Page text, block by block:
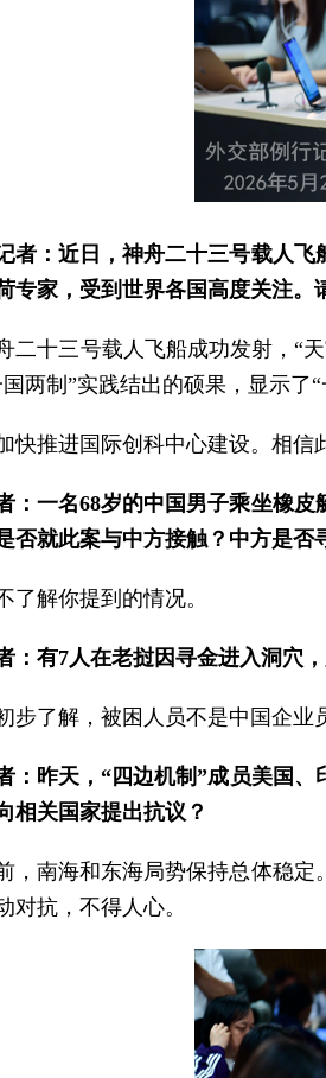
者：近日，神舟二十三号载人
专家，受到世界各国高度关注。
二十三号载人飞船成功发射，“
两制”实践结出的硕果，显示了
快推进国际创科中心建设。相信
：一名68岁的中国男子乘坐橡
否就此案与中方接触？中方是否
了解你提到的情况。
：有7人在老挝因寻金进入洞穴
步了解，被困人员不是中国企业
：昨天，“四边机制”成员美国
相关国家提出抗议？
，南海和东海局势保持总体稳定
对抗，不得人心。